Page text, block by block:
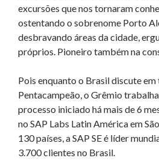
excursões que nos tornaram
ostentando o sobrenome Porto
desbravando áreas da cidade,
próprios. Pioneiro também na
Pois enquanto o Brasil discute
Pentacampeão, o Grêmio
processo iniciado há mais de 6
no SAP Labs Latin América em
130 países, a SAP SE é líder
3.700 clientes no Brasil.